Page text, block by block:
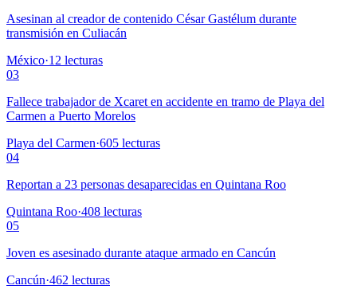
Asesinan al creador de contenido César Gastélum durante
transmisión en Culiacán
México·12 lecturas
03
Fallece trabajador de Xcaret en accidente en tramo de Playa del
Carmen a Puerto Morelos
Playa del Carmen·605 lecturas
04
Reportan a 23 personas desaparecidas en Quintana Roo
Quintana Roo·408 lecturas
05
Joven es asesinado durante ataque armado en Cancún
Cancún·462 lecturas